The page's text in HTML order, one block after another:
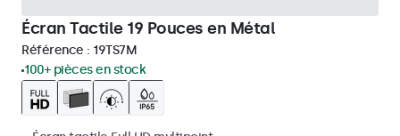
Écran Tactile 19 Pouces en Métal
Référence : 19TS7M
100+ pièces en stock